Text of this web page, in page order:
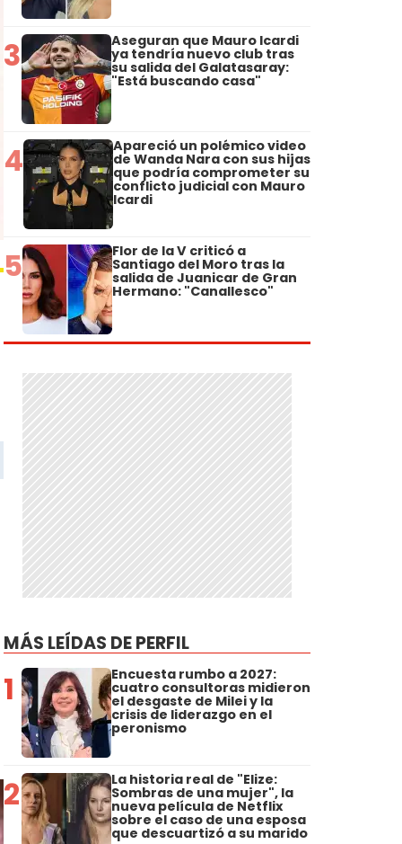
3 Aseguran que Mauro Icardi
ya tendría nuevo club tras
su salida del Galatasaray:
"Está buscando casa"
4 Apareció un polémico video
de Wanda Nara con sus hijas
que podría comprometer su
conflicto judicial con Mauro
Icardi
5 Flor de la V criticó a
Santiago del Moro tras la
salida de Juanicar de Gran
Hermano: "Canallesco"
MÁS LEÍDAS DE PERFIL
1 Encuesta rumbo a 2027:
cuatro consultoras midieron
el desgaste de Milei y la
crisis de liderazgo en el
peronismo
2 La historia real de "Elize:
Sombras de una mujer", la
nueva película de Netflix
sobre el caso de una esposa
que descuartizó a su marido